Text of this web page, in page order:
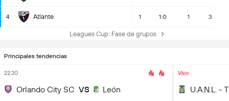
4 Atlante 1 1:0 1 3
Leagues Cup: Fase de grupos
Principales tendencias
22:30
Orlando City SC VS León
Vivo